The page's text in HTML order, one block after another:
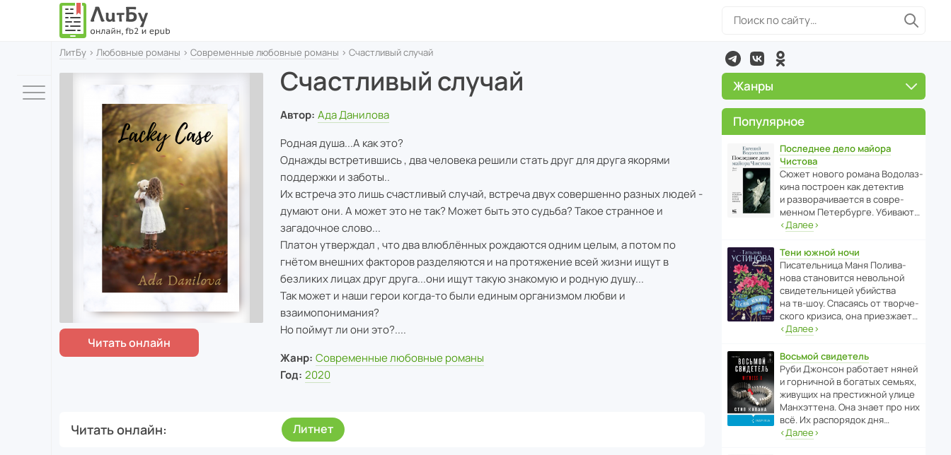
ЛитБу › Любовные романы › Современные любовные романы › Счастливый случай
Счастливый случай
Автор: Ада Данилова
Родная душа...А как это?
Однажды встретившись , два человека решили стать друг для друга якорями
поддержки и заботы..
Их встреча это лишь счастливый случай, встреча двух совершенно разных людей -
думают они. А может это не так? Может быть это судьба? Такое странное и
загадочное слово...
Платон утверждал , что два влюблённых рождаются одним целым, а потом по
гнётом внешних факторов разделяются и на протяжение всей жизни ищут в
безликих лицах друг друга...они ищут такую знакомую и родную душу...
Так может и наши герои когда-то были единым организмом любви и
взаимопонимания?
Но поймут ли они это?....
Жанр: Современные любовные романы
Год: 2020
Читать онлайн Литнет
Жанры
Популярное
Последнее дело майора
Чистова
Сюжет нового романа Водо­ла­з­
кина пост­роен как дете­ктив
и разво­ра­чи­ва­ется в совре­
менном Пете­р­бурге. Убивают…
‹Далее›
Тени южной ночи
Писа­тель­ница Маня Поли­ва­
нова стано­вится невольной
свиде­тель­ницей убийства
на тв-шоу. Спасаясь от твор­че­
с­кого кризиса, она приезжает…
‹Далее›
Восьмой свидетель
Руби Джонсон рабо­тает няней
и горни­чной в богатых семьях,
живущих на прес­ти­жной улице
Манх­эт­тена. Она знает про них
всё. Их распо­рядок дня…
‹Далее›